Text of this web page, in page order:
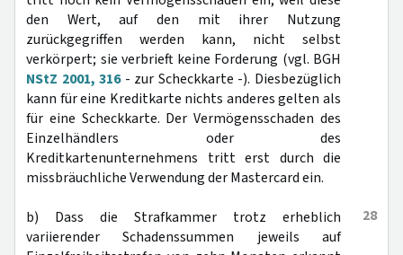
den Wert, auf den mit ihrer Nutzung
zurückgegriffen werden kann, nicht selbst
verkörpert; sie verbrieft keine Forderung (vgl. BGH
NStZ 2001, 316- zur Scheckkarte -). Diesbezüglich
kann für eine Kreditkarte nichts anderes gelten als
für eine Scheckkarte. Der Vermögensschaden des
Einzelhändlers oder des
Kreditkartenunternehmens tritt erst durch die
missbräuchliche Verwendung der Mastercard ein.
28
b) Dass die Strafkammer trotz erheblich
variierender Schadenssummen jeweils auf